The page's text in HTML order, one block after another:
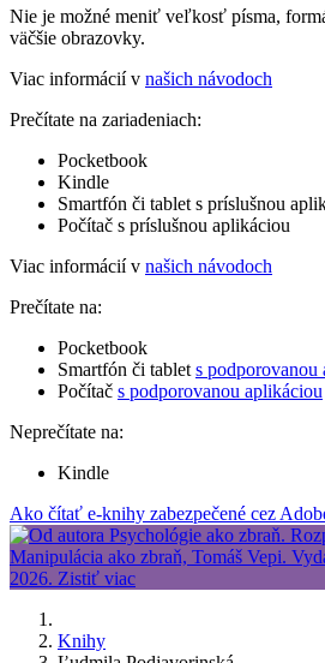
Nie je možné meniť veľkosť písma,
väčšie obrazovky.
Viac informácií v našich návodoch
Prečítate na zariadeniach:
Pocketbook
Kindle
Smartfón či tablet s príslušnou
Počítač s príslušnou aplikáciou
Viac informácií v našich návodoch
Prečítate na:
Pocketbook
Smartfón či tablet s podporovanou
Počítač s podporovanou aplikáciou
Neprečítate na:
Kindle
Ako čítať e-knihy zabezpečené cez
Knihy